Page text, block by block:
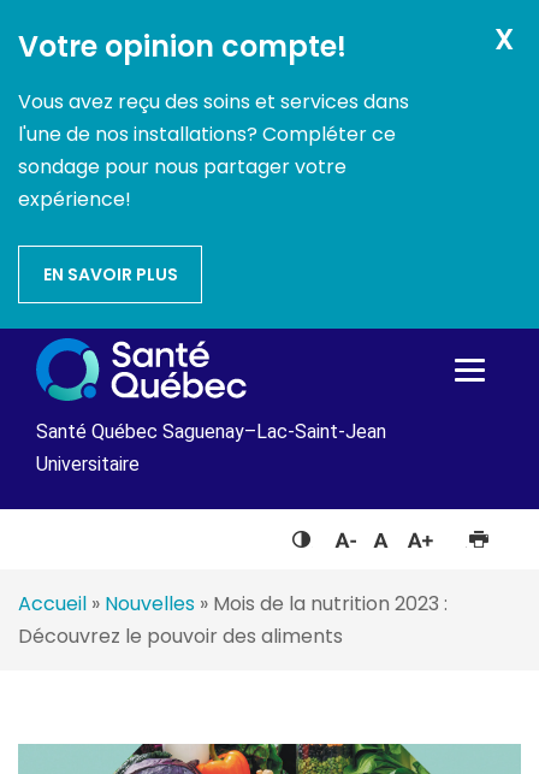
X
Votre opinion compte!
Vous avez reçu des soins et services dans
l'une de nos installations? Compléter ce
sondage pour nous partager votre
expérience!
EN SAVOIR PLUS
Passer
au
contenu
Santé Québec Saguenay–Lac-Saint-Jean
Universitaire
Accueil » Nouvelles » Mois de la nutrition 2023 :
Découvrez le pouvoir des aliments